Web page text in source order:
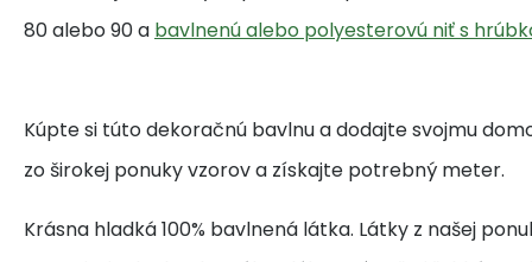
80 alebo 90 a bavlnenú alebo polyesterovú niť s
Kúpte si túto dekoračnú bavlnu a dodajte svojmu
zo širokej ponuky vzorov a získajte potrebný meter.
Krásna hladká 100% bavlnená látka. Látky z našej